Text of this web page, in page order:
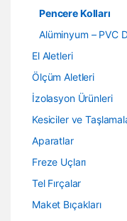
Pencere Kolları
Alüminyum – PVC
El Aletleri
Ölçüm Aletleri
İzolasyon Ürünleri
Kesiciler ve
Aparatlar
Freze Uçları
Tel Fırçalar
Maket Bıçakları